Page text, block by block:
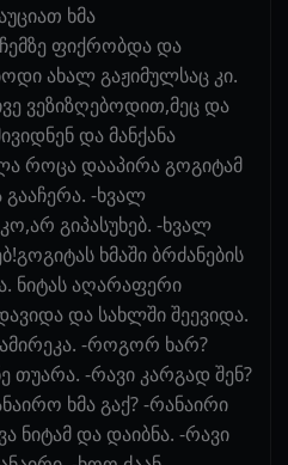
ხმა
ფიქრობდა და
ახალ გაჟიმულსაც კი.
ვეზიზღებოდით,მეც და
და მანქანა
როცა დააპირა გოგიტამ
-ხვალ
გიპასუხებ. -ხვალ
ხმაში ბრძანების
ნიტას აღარაფერი
და სახლში შეევიდა.
-როგორ ხარ?
თუარა. -რავი კარგად შენ?
ხმა გაქ? -რანაირი
ნიტამ და დაიბნა. -რავი